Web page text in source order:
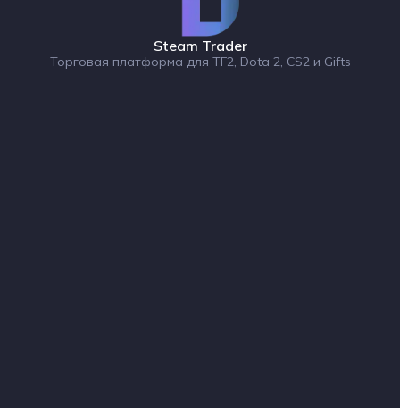
Steam Trader
Торговая платформа для TF2, Dota 2, CS2 и Gifts